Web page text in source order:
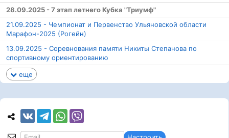
28.09.2025 - 7 этап летнего Кубка "Триумф"
21.09.2025 - Чемпионат и Первенство Ульяновской области
Марафон-2025 (Рогейн)
13.09.2025 - Соревнования памяти Никиты Степанова по
спортивному ориентированию
еще